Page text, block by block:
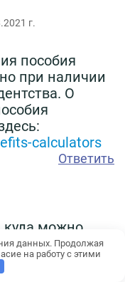
г.
пособия
при наличии
О
calculators
Ответить
куда можно
о
данных. Продолжая
на работу с этими